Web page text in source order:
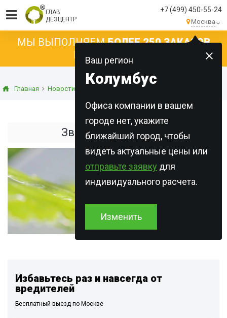
ГЛАВ
ДЕЗЦЕНТР
+7 (499) 450-55-24
Москва
Ваш регион
Колумбус
Офиса компании в вашем
городе нет, укажите
ближайший город, чтобы
видеть актуальные цены или
отправьте заявку для
индивидуального расчета.
Изменить
МЫ ВЫПОЛНЯЕМБОЛЕЕ 250 ЗАКАЗОВ
КАЖДЫЙ ДЕНЬ!
Главная Новости Статьи о дезинсекции
Звонкий вредитель
Избавьтесь раз и навсегда от
вредителей
Бесплатный выезд по Москве